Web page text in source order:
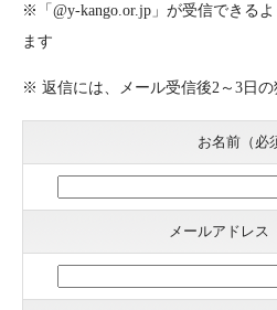
※「@y-kango.or.jp」が受信できる
ます
※ 返信には、メール受信後2～3日
お名前（必
メールアドレス